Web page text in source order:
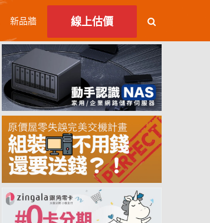
新品牆 線上估價